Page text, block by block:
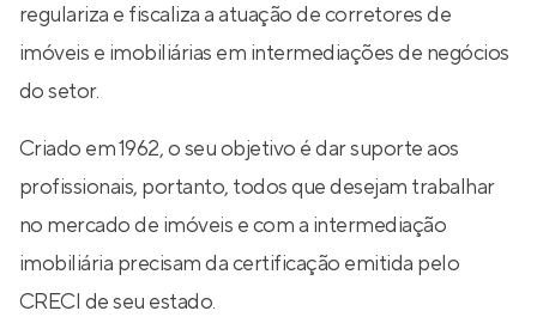
regulariza e fiscaliza a atuação de corretores de
imóveis e imobiliárias em intermediações de negócios
do setor.
Criado em 1962, o seu objetivo é dar suporte aos
profissionais, portanto, todos que desejam trabalhar
no mercado de imóveis e com a intermediação
imobiliária precisam da certificação emitida pelo
CRECI de seu estado.